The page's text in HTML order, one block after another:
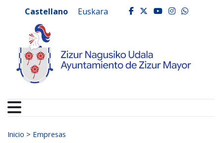
Ayuntamiento de
Castellano Euskara facebook
twitter
youtube
Buscar:
Inicio > Empresas